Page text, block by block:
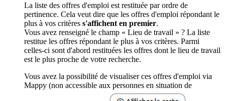
La liste des offres d'emploi est restituée par ordre de
pertinence. Cela veut dire que les offres d'emploi répondant le
plus à vos critères s'affichent en premier.
Vous avez renseigné le champ « Lieu de travail » ? La liste
restitue les offres répondant le plus à vos critères. Parmi
celles-ci sont d'abord restituées les offres dont le lieu de travail
est le plus proche de votre recherche.
Vous avez la possibilité de visualiser ces offres d'emploi via
Mappy (non accessible aux personnes en situation de